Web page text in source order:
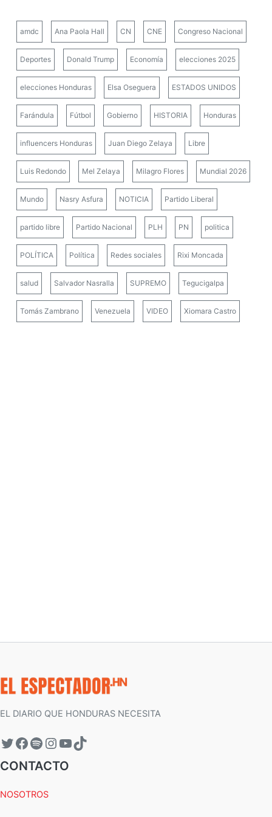
amdc Ana Paola Hall CN CNE Congreso Nacional
Deportes Donald Trump Economía elecciones 2025
elecciones Honduras Elsa Oseguera ESTADOS UNIDOS
Farándula Fútbol Gobierno HISTORIA Honduras
influencers Honduras Juan Diego Zelaya Libre
Luis Redondo Mel Zelaya Milagro Flores Mundial 2026
Mundo Nasry Asfura NOTICIA Partido Liberal
partido libre Partido Nacional PLH PN politica
POLÍTICA Política Redes sociales Rixi Moncada
salud Salvador Nasralla SUPREMO Tegucigalpa
Tomás Zambrano Venezuela VIDEO Xiomara Castro
EL DIARIO QUE HONDURAS NECESITA
CONTACTO
NOSOTROS